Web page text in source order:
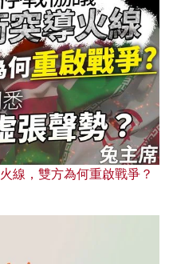
線，雙方為何重啟戰爭？